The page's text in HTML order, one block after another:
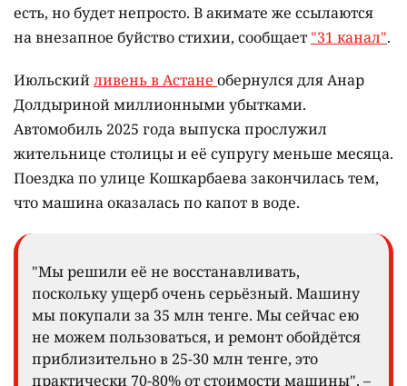
есть, но будет непросто. В акимате же ссылаются
на внезапное буйство стихии, сообщает "31 канал".
Июльскийливень в Астане обернулся для Анар
Долдыриной миллионными убытками.
Автомобиль 2025 года выпуска прослужил
жительнице столицы и её супругу меньше месяца.
Поездка по улице Кошкарбаева закончилась тем,
что машина оказалась по капот в воде.
"Мы решили её не восстанавливать,
поскольку ущерб очень серьёзный. Машину
мы покупали за 35 млн тенге. Мы сейчас ею
не можем пользоваться, и ремонт обойдётся
приблизительно в 25-30 млн тенге, это
практически 70-80% от стоимости машины", –